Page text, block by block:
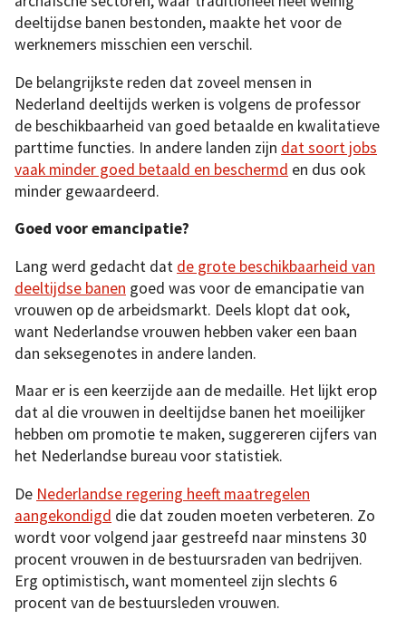
deeltijdse banen bestonden, maakte het voor de
werknemers misschien een verschil.
De belangrijkste reden dat zoveel mensen in
Nederland deeltijds werken is volgens de professor
de beschikbaarheid van goed betaalde en kwalitatieve
parttime functies. In andere landen zijn dat soort jobs
vaak minder goed betaald en beschermd en dus ook
minder gewaardeerd.
Goed voor emancipatie?
Lang werd gedacht dat de grote beschikbaarheid van
deeltijdse banen goed was voor de emancipatie van
vrouwen op de arbeidsmarkt. Deels klopt dat ook,
want Nederlandse vrouwen hebben vaker een baan
dan seksegenotes in andere landen.
Maar er is een keerzijde aan de medaille. Het lijkt erop
dat al die vrouwen in deeltijdse banen het moeilijker
hebben om promotie te maken, suggereren cijfers van
het Nederlandse bureau voor statistiek.
De Nederlandse regering heeft maatregelen
aangekondigd die dat zouden moeten verbeteren. Zo
wordt voor volgend jaar gestreefd naar minstens 30
procent vrouwen in de bestuursraden van bedrijven.
Erg optimistisch, want momenteel zijn slechts 6
procent van de bestuursleden vrouwen.